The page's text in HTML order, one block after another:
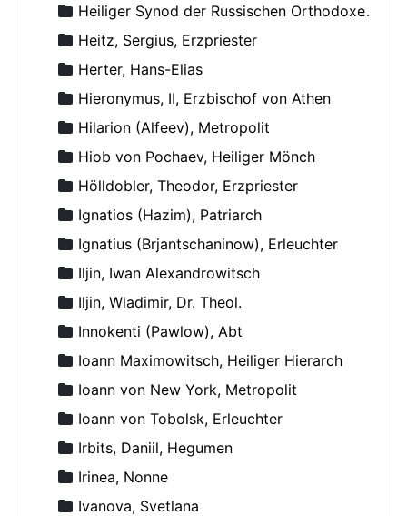
Heiliger Synod der Russischen Orthodoxen Kirche
Heitz, Sergius, Erzpriester
Herter, Hans-Elias
Hieronymus, II, Erzbischof von Athen
Hilarion (Alfeev), Metropolit
Hiob von Pochaev, Heiliger Mönch
Hölldobler, Theodor, Erzpriester
Ignatios (Hazim), Patriarch
Ignatius (Brjantschaninow), Erleuchter
Iljin, Iwan Alexandrowitsch
Iljin, Wladimir, Dr. Theol.
Innokenti (Pawlow), Abt
Ioann Maximowitsch, Heiliger Hierarch
Ioann von New York, Metropolit
Ioann von Tobolsk, Erleuchter
Irbits, Daniil, Hegumen
Irinea, Nonne
Ivanova, Svetlana